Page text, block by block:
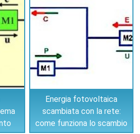
Energia fotovoltaica
scambiata con la rete:
come funziona lo scambio